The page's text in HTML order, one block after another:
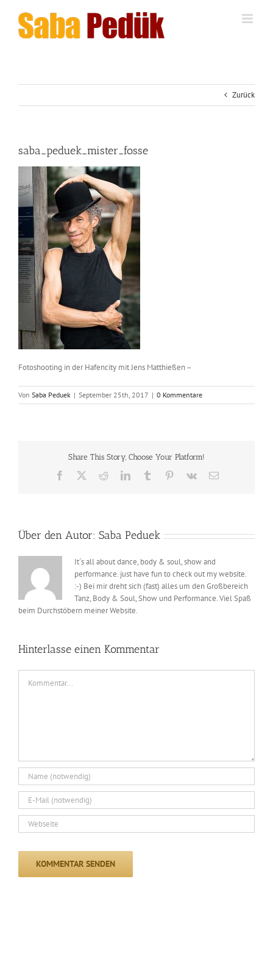
Inhalt
springen
Zurück
saba_peduek_mister_fosse
Fotoshooting in der Hafencity mit Jens Matthießen –
Von Saba Peduek | September 25th, 2017 | 0 Kommentare
Share This Story, Choose Your Platform!
Facebook RedditLinkedInTumblr Pinterest
Vk
E-
Über den Autor: Saba Peduek
It´s all about dance, body & soul, show and
performance. just have fun to check out my website.
:-) Bei mir dreht sich (fast) alles um den Großbereich
Tanz, Body & Soul, Show und Performance. Viel Spaß
beim Durchstöbern meiner Website.
Hinterlasse einen Kommentar